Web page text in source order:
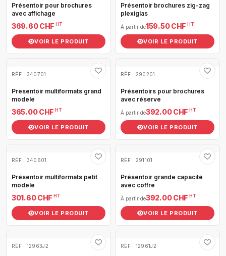
Présentoir pour brochures
avec affichage
369.60 CHF HT
VOIR LE PRODUIT
Présentoir brochures zig-zag
plexiglas
À partir de159.50 CHF HT
VOIR LE PRODUIT
RÉF : 340701
Presentoir multiformats grand
modele
365.00 CHF HT
VOIR LE PRODUIT
RÉF : 290201
Présentoirs pour brochures
avec réserve
À partir de392.00 CHF HT
VOIR LE PRODUIT
RÉF : 340601
Présentoir multiformats petit
modele
301.60 CHF HT
VOIR LE PRODUIT
RÉF : 291101
Présentoir grande capacité
avec coffre
À partir de392.00 CHF HT
VOIR LE PRODUIT
RÉF : 12963J2 RÉF : 12961J2